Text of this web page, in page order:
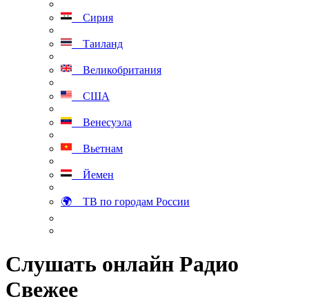
Сирия
Таиланд
Великобритания
США
Венесуэла
Вьетнам
Йемен
🌍 ТВ по городам России
Слушать онлайн Радио
Свежее